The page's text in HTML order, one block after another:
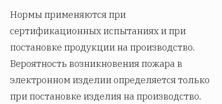
Нормы применяются при
сертификационных испытаниях и при
постановке продукции на производство.
Вероятность возникновения пожара в
электронном изделии определяется только
при постановке изделия на производство.